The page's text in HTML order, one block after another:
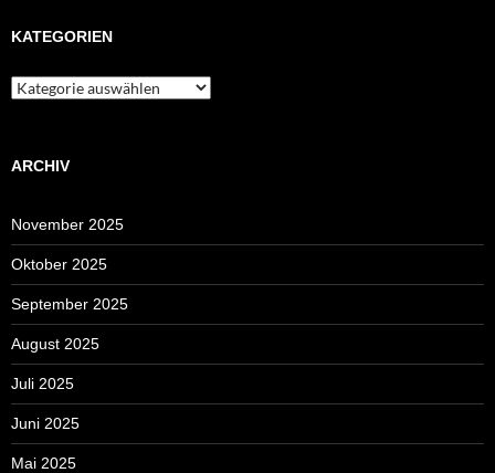
KATEGORIEN
Kategorien
ARCHIV
November 2025
Oktober 2025
September 2025
August 2025
Juli 2025
Juni 2025
Mai 2025